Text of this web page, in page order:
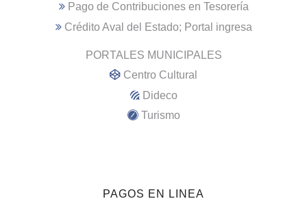
Pago de Contribuciones en Tesorería
Crédito Aval del Estado; Portal ingresa
PORTALES MUNICIPALES
Centro Cultural
Dideco
Turismo
PAGOS EN LINEA